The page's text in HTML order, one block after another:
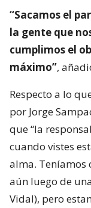
“Sacamos el
la gente que
cumplimos el
máximo”,
Respecto a lo
por Jorge
que “la
cuando vistes
alma. Teníamos
aún luego de
Vidal), pero